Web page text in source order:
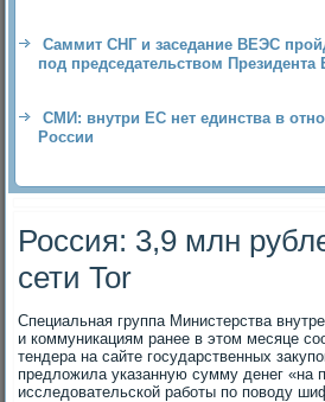
Саммит СНГ и заседание ВЕЭС
под председательством Президента
СМИ: внутри ЕС нет единства в
России
Россия: 3,9 млн
сети Tor
Специальная группа Министерства
и коммуникациям ранее в этом месяце
тендера на сайте государственных
предложила указанную сумму денег «на
исследовательской работы по поводу